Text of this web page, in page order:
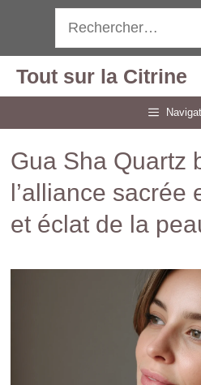
contenu
Tout sur la Citrine
Gua Sha Quartz
l’alliance sacrée
et éclat de la